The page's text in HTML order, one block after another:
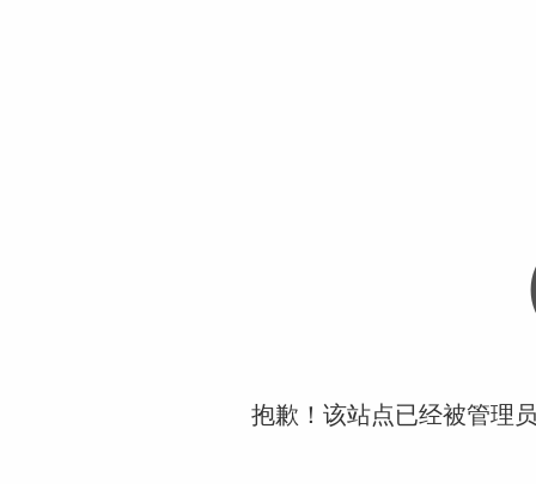
抱歉！该站点已经被管理